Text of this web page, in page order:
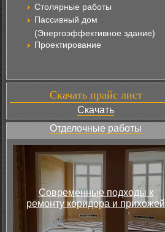
Столярные работы
Пассивный дом
(Энергоэффективное здание)
Проектирование
Скачать прайс лист
Скачать
Отделочные работы
Современные подходы к
ремонту коридора и прихожей